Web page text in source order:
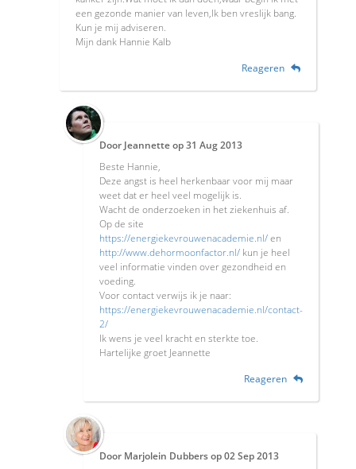
een gezonde manier van leven,Ik ben vreslijk bang.
Kun je mij adviseren.
Mijn dank Hannie Kalb
Reageren
Door Jeannetteop31 Aug 2013
Beste Hannie,
Deze angst is heel herkenbaar voor mij maar
weet dat er heel veel mogelijk is.
Wacht de onderzoeken in het ziekenhuis af.
Op de site
https://energiekevrouwenacademie.nl/en
http://www.dehormoonfactor.nl/ kun je heel
veel informatie vinden over gezondheid en
voeding.
Voor contact verwijs ik je naar:
https://energiekevrouwenacademie.nl/contact-
2/
Ik wens je veel kracht en sterkte toe.
Hartelijke groet Jeannette
Reageren
Door Marjolein Dubbersop02 Sep 2013